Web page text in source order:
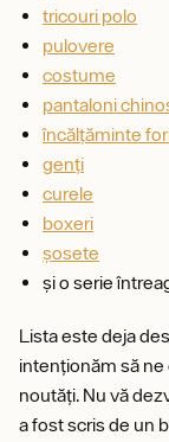
tricouri polo
pulovere
costume
pantaloni
încălțăminte
genți
curele
boxeri
șosete
și o serie
Lista este deja
intenționăm să
noutăți. Nu vă
a fost scris de un